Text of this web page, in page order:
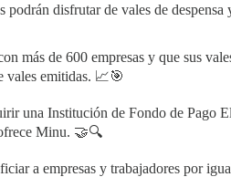
disfrutar de vales de
más de 600 empresas y que sus
vales emitidas. 📈🎯
una Institución de Fondo de Pago
Minu. 🤝🔍
a empresas y trabajadores por